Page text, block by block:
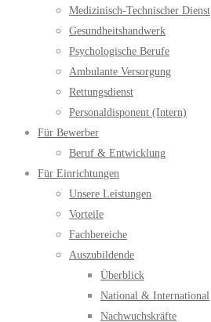
Medizinisch-Technischer Dienst
Gesundheitshandwerk
Psychologische Berufe
Ambulante Versorgung
Rettungsdienst
Personaldisponent (Intern)
Für Bewerber
Beruf & Entwicklung
Für Einrichtungen
Unsere Leistungen
Vorteile
Fachbereiche
Auszubildende
Überblick
National & International
Nachwuchskräfte